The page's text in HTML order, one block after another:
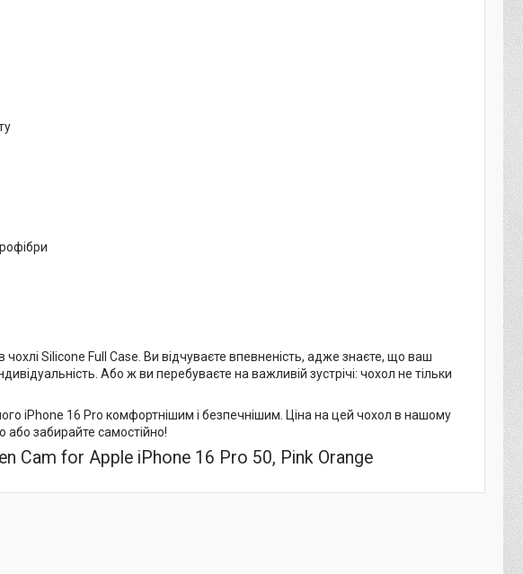
Silicone Full Case. Ви відчуваєте впевненість, адже знаєте, що ваш
Або ж ви перебуваєте на важливій зустрічі: чохол не тільки
iPhone 16 Pro комфортнішим і безпечнішим. Ціна на цей чохол в нашому
або забирайте самостійно!
Cam for Apple iPhone 16 Pro 50, Pink Orange